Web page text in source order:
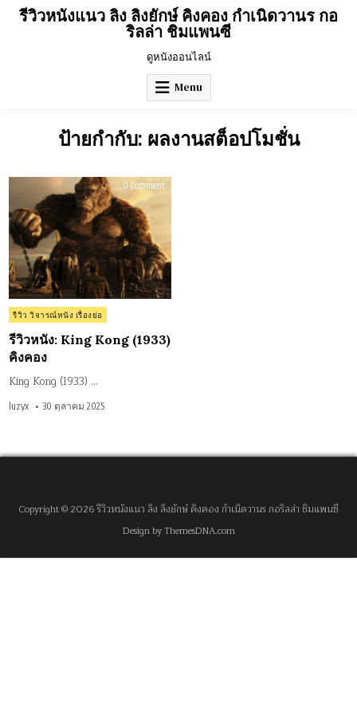
Skipรีวิวหนังแนว ลิง ลิงยักษ์ คิงคอง กำเนิดวานร กอ
ริลล่า ชิมแพนซี
ดูหนังออนไลน์
Menu
ป้ายกำกับ: ผลงานสต็อปโมชั่น
0 Commenton
คอง
Posted
in
รีวิว วิจารณ์หนัง เรื่องย่อ
รีวิวหนัง: King Kong (1933)
คิงคอง
King Kong (1933) …
luzyx 30 ตุลาคม 2025
Copyright © 2026 รีวิวหนังแนว ลิง ลิงยักษ์ คิงคอง กำเนิดวานร กอริลล่า ชิมแพนซี
Design by ThemesDNA.com